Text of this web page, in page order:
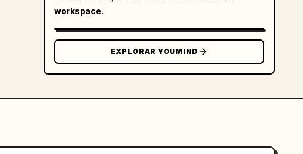
workspace.
EXPLORAR YOUMIND